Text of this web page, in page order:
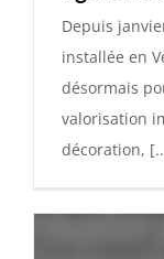
Depuis
installée en
désormais
valorisation
décoration,